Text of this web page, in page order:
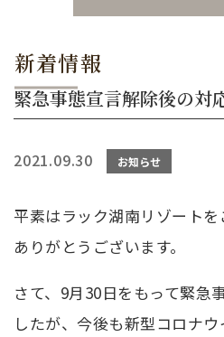
新着情報
緊急事態宣言解除後の対
2021.09.30 お知らせ
平素はラック湖南リゾート
ありがとうございます。
さて、9月30日をもって緊急
したが、今後も新型コロナ